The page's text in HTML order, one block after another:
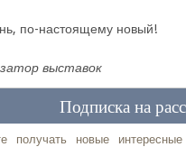
по-настоящему новый!
выставок